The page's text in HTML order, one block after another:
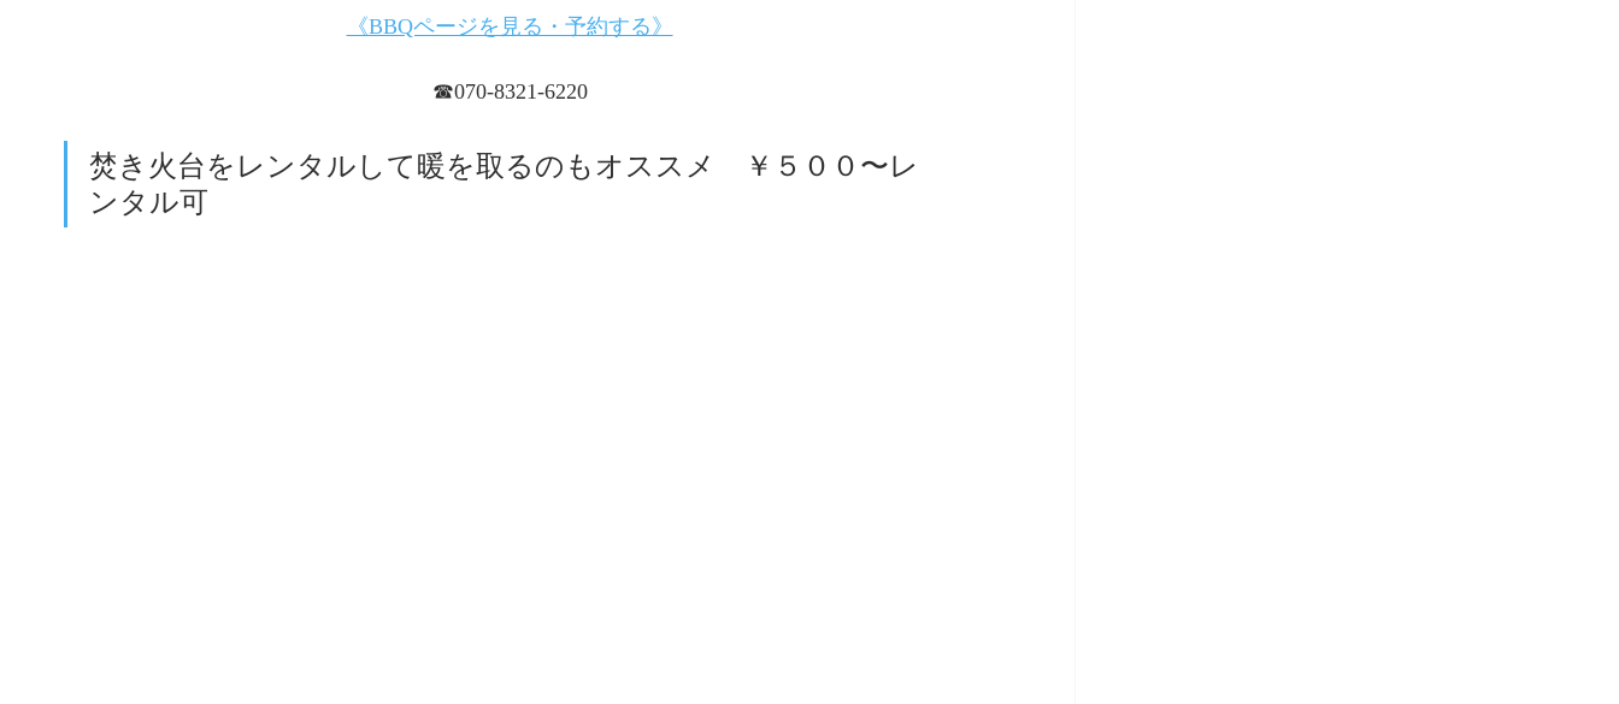
《BBQページを見る・予約する》
☎︎070-8321-6220
焚き火台をレンタルして暖を取るのもオススメ　￥５００〜レ
ンタル可